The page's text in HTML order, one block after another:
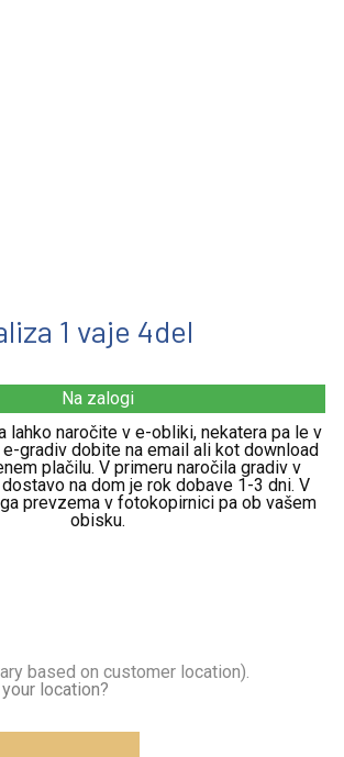
1 vaje 4del
Na zalogi
lahko naročite v e-obliki, nekatera pa le v
gradiv dobite na email ali kot download
plačilu. V primeru naročila gradiv v
na dom je rok dobave 1-3 dni. V
prevzema v fotokopirnici pa ob vašem
obisku.
based on customer location).
your location?